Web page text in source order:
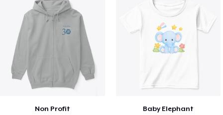
Non Profit Baby Elephant